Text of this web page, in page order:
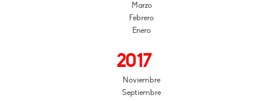
Marzo
Febrero
Enero
2017
Noviembre
Septiembre